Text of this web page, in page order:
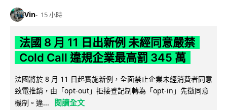
Vin 15 小時
法國 8 月 11 日出新例 未經同意嚴禁
Cold Call 違規企業最高罰 345 萬
法國將於 8 月 11 日起實施新例，全面禁止企業未經消費者同意
致電推銷，由「opt-out」拒接登記制轉為「opt-in」先徵同意
機制。違...
閱讀全文